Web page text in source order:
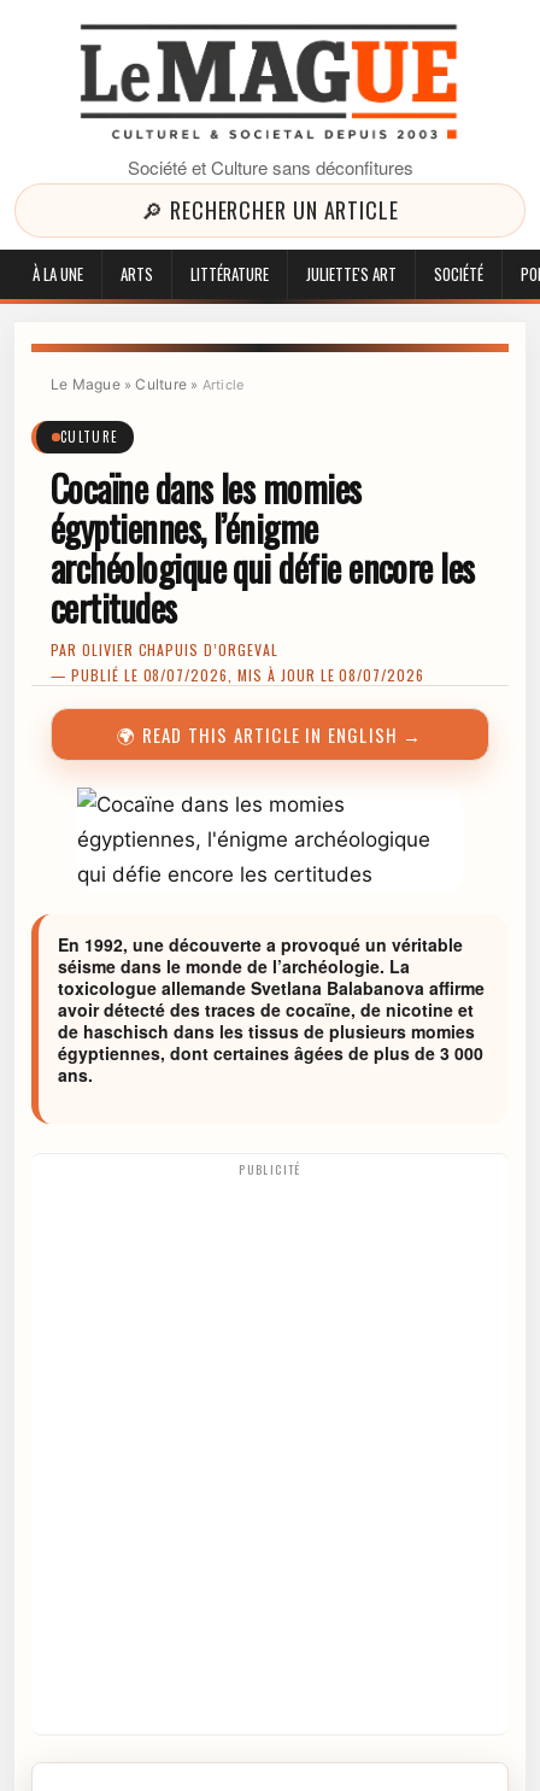
Société et Culture sans déconfitures
🔎 RECHERCHER UN ARTICLE
À LA UNE ARTS LITTÉRATURE JULIETTE'S ART SOCIÉTÉ
Le Mague»Culture» Article
CULTURE
Cocaïne dans les momies
égyptiennes, l’énigme
archéologique qui défie encore les
certitudes
PAR OLIVIER CHAPUIS D’ORGEVAL
— PUBLIÉ LE 08/07/2026, MIS À JOUR LE 08/07/2026
🌍 READ THIS ARTICLE IN ENGLISH →
En 1992, une découverte a provoqué un véritable
séisme dans le monde de l’archéologie. La
toxicologue allemande Svetlana Balabanova affirme
avoir détecté des traces de cocaïne, de nicotine et
de haschisch dans les tissus de plusieurs momies
égyptiennes, dont certaines âgées de plus de 3 000
ans.
PUBLICITÉ